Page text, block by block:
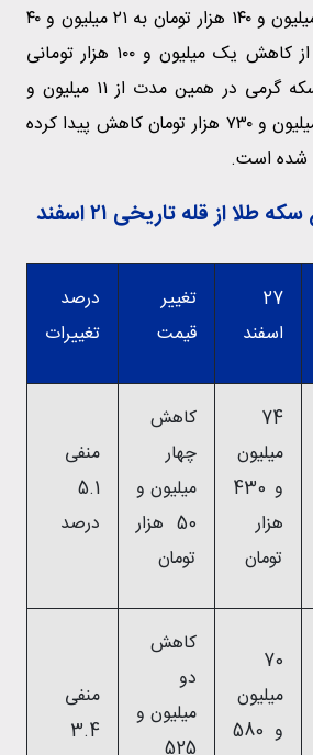
قیمت ربع سکه از ۲۲ میلیون و ۱۴۰ هزار تومان به ۲۱ میلیون و ۴۰
هزار تومان رسیده که از کاهش یک میلیون و ۱۰۰ هزار تومانی
حکایت دارد. قیمت سکه گرمی در همین مدت از ۱۱ میلیون و
۲۳۰ هزار تومان به ۱۰ میلیون و ۷۳۰ هزار تومان کاهش پیدا کرده
طلا از قله تاریخی ۲۱ اسفند
27
اسفند
تغییر
قیمت
درصد
تغییرات
74
میلیون
و 430
هزار
تومان
کاهش
چهار
میلیون و
50 هزار
تومان
منفی
5.1
درصد
70
میلیون
و 580
کاهش
دو
میلیون و
525
منفی
3.4